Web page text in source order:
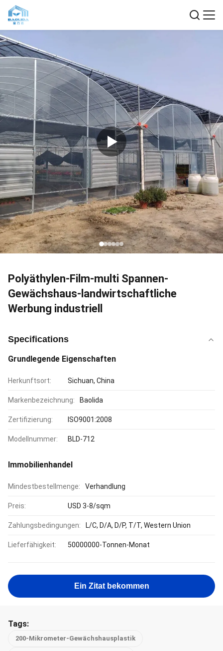
Polyäthylen-Film-multi Spannen-
Gewächshaus-landwirtschaftliche
Werbung industriell
Specifications
Grundlegende Eigenschaften
Herkunftsort: Sichuan, China
Markenbezeichnung: Baolida
Zertifizierung: ISO9001:2008
Modellnummer: BLD-712
Immobilienhandel
Mindestbestellmenge: Verhandlung
Preis: USD 3-8/sqm
Zahlungsbedingungen: L/C, D/A, D/P, T/T, Western Union
Lieferfähigkeit: 50000000-Tonnen-Monat
Ein Zitat bekommen
Tags:
200-Mikrometer-Gewächshausplastik